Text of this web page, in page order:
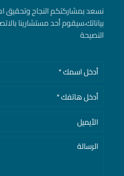
نسعد بمشاركتكم النجاح وتحقيق
بياناتك، سيقوم أحد مستشارينا
النصيحة